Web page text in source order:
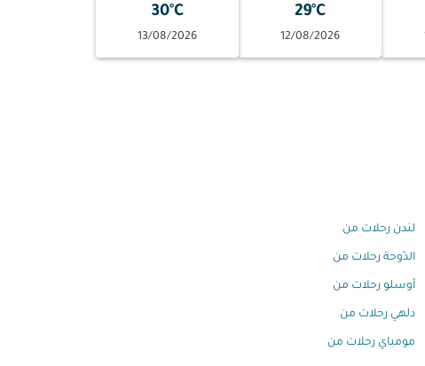
29°C
12/08/2026
30°C
13/08/2026
لندن رحلات من
الدّوحة رحلات من
أوسلو رحلات من
دلهي رحلات من
مومباي رحلات من